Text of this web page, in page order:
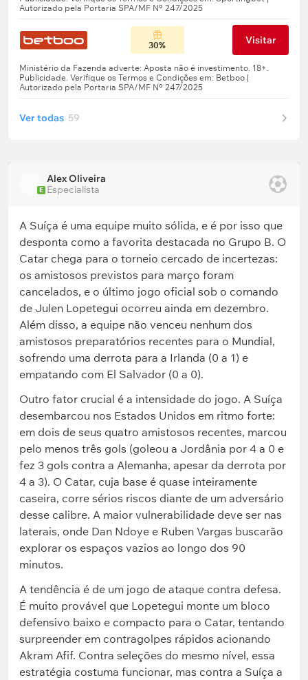
30% Visitar
Ver todas 59
E
Alex Oliveira
Especialista
A Suíça é uma equipe muito sólida, e é por isso que
desponta como a favorita destacada no Grupo B. O
Catar chega para o torneio cercado de incertezas:
os amistosos previstos para março foram
cancelados, e o último jogo oficial sob o comando
de Julen Lopetegui ocorreu ainda em dezembro.
Além disso, a equipe não venceu nenhum dos
amistosos preparatórios recentes para o Mundial,
sofrendo uma derrota para a Irlanda (0 a 1) e
empatando com El Salvador (0 a 0).
Outro fator crucial é a intensidade do jogo. A Suíça
desembarcou nos Estados Unidos em ritmo forte:
em dois de seus quatro amistosos recentes, marcou
pelo menos três gols (goleou a Jordânia por 4 a 0 e
fez 3 gols contra a Alemanha, apesar da derrota por
4 a 3). O Catar, cuja base é quase inteiramente
caseira, corre sérios riscos diante de um adversário
desse calibre. A maior vulnerabilidade deve ser nas
laterais, onde Dan Ndoye e Ruben Vargas buscarão
explorar os espaços vazios ao longo dos 90
minutos.
A tendência é de um jogo de ataque contra defesa.
É muito provável que Lopetegui monte um bloco
defensivo baixo e compacto para o Catar, tentando
surpreender em contragolpes rápidos acionando
Akram Afif. Contra seleções do mesmo nível, essa
estratégia costuma funcionar, mas contra a Suíça a